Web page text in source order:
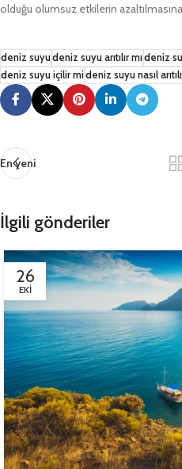
olduğu olumsuz etkilerin
deniz suyudeniz suyu arıtılır mıdeniz
deniz suyu içilir mideniz suyu nasıl
En yeni
İlgili gönderiler
26
EKI